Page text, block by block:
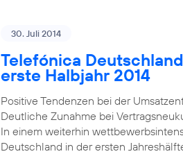
30. Juli 2014
Telefónica
erste Halbjahr 2014
Positive Tendenzen bei der
Deutliche Zunahme bei
In einem weiterhin
Deutschland in der ersten